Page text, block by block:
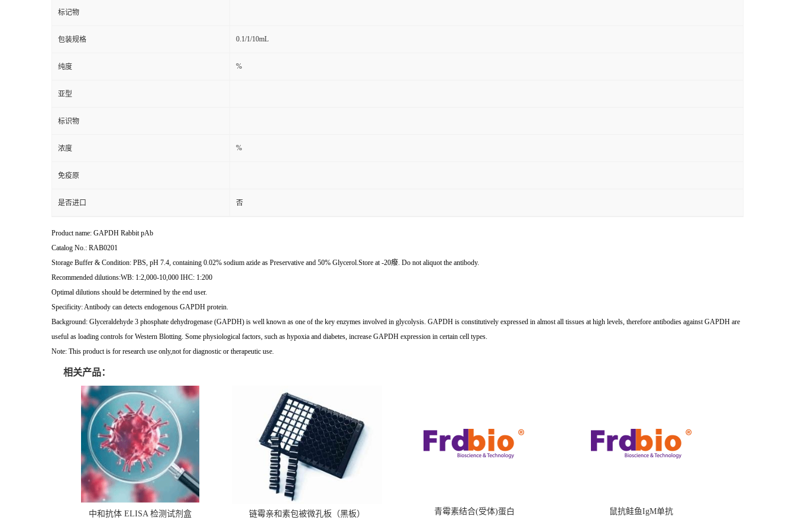
标记物
包装规格 0.1/1/10mL
纯度 %
亚型
标识物
浓度 %
免疫原
是否进口 否
Product name: GAPDH Rabbit pAb
Catalog No.: RAB0201
Storage Buffer & Condition: PBS, pH 7.4, containing 0.02% sodium azide as Preservative and 50% Glycerol.Store at -20癈. Do not aliquot the antibody.
Recommended dilutions:WB: 1:2,000-10,000 IHC: 1:200
Optimal dilutions should be determined by the end user.
Specificity: Antibody can detects endogenous GAPDH protein.
Background: Glyceraldehyde 3 phosphate dehydrogenase (GAPDH) is well known as one of the key enzymes involved in glycolysis. GAPDH is constitutively expressed in almost all tissues at high levels, therefore antibodies against GAPDH are
useful as loading controls for Western Blotting. Some physiological factors, such as hypoxia and diabetes, increase GAPDH expression in certain cell types.
Note: This product is for research use only,not for diagnostic or therapeutic use.
相关产品：
中和抗体 ELISA 检测试剂盒 链霉亲和素包被微孔板（黑板） 青霉素结合(受体)蛋白 鼠抗鲑鱼IgM单抗